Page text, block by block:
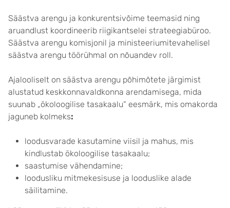
Säästva arengu ja konkurentsivõime teemasid ning
aruandlust koordineerib riigikantselei strateegiabüroo.
Säästva arengu komisjonil ja ministeeriumitevahelisel
säästva arengu töörühmal on nõuandev roll.
Ajalooliselt on säästva arengu põhimõtete järgimist
alustatud keskkonnavaldkonna arendamisega, mida
suunab „ökoloogilise tasakaalu“ eesmärk, mis omakorda
jaguneb kolmeks:
loodusvarade kasutamine viisil ja mahus, mis
kindlustab ökoloogilise tasakaalu;
saastumise vähendamine;
loodusliku mitmekesisuse ja looduslike alade
säilitamine.